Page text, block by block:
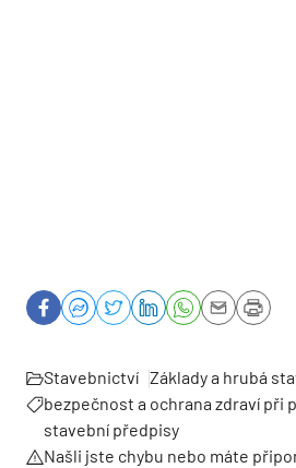
Stavebnictví Základy a hrubá
bezpečnost a ochrana zdraví při
stavební předpisy
Našli jste chybu nebo máte